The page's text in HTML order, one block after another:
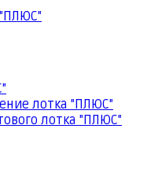
лотка "ПЛЮС"
лотка "ПЛЮС"